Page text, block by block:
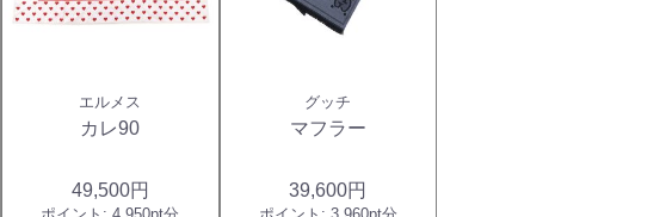
エルメス
カレ90
49,500円
グッチ
マフラー
39,600円